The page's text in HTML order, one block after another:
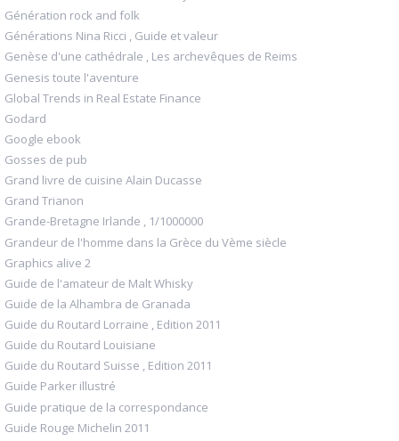
Génération rock and folk
Générations Nina Ricci , Guide et valeur
Genèse d'une cathédrale , Les archevêques de Reims
Genesis toute l'aventure
Global Trends in Real Estate Finance
Godard
Google ebook
Gosses de pub
Grand livre de cuisine Alain Ducasse
Grand Trianon
Grande-Bretagne Irlande , 1/1000000
Grandeur de l'homme dans la Grèce du Vème siècle
Graphics alive 2
Guide de l'amateur de Malt Whisky
Guide de la Alhambra de Granada
Guide du Routard Lorraine , Edition 2011
Guide du Routard Louisiane
Guide du Routard Suisse , Edition 2011
Guide Parker illustré
Guide pratique de la correspondance
Guide Rouge Michelin 2011